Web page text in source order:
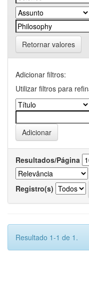
Retornar valores
Adicionar filtros:
Utilizar filtros para
Resultados/Página
Registro(s)
Resultado 1-1 de 1.